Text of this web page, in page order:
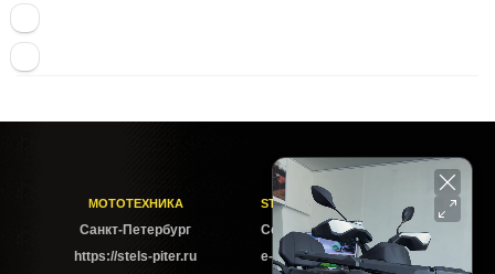
МОТОТЕХНИКА
Cанкт-Петербург
https://stels-piter.ru
STELS-PITER СОФИЙСКАЯ
Софийская ул. 6Б
e-mail: sales@stels-piter.ru